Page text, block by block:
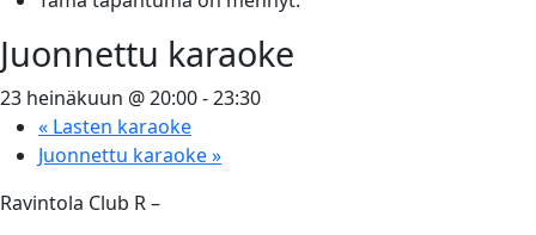
Juonnettu karaoke
23 heinäkuun @ 20:00-23:30
« Lasten karaoke
Juonnettu karaoke»
Ravintola Club R –